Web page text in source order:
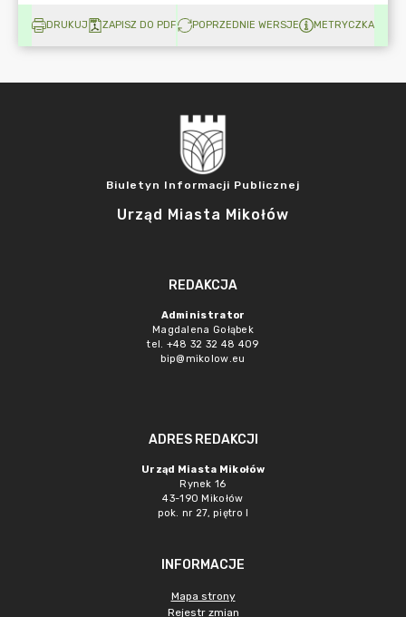
DRUKUJ ZAPISZ DO PDF POPRZEDNIE WERSJE METRYCZKA
Biuletyn Informacji Publicznej
Urząd Miasta Mikołów
REDAKCJA
Administrator
Magdalena Gołąbek
tel. +48 32 32 48 409
bip@mikolow.eu
ADRES REDAKCJI
Urząd Miasta Mikołów
Rynek 16
43-190 Mikołów
pok. nr 27, piętro I
INFORMACJE
Mapa strony
Rejestr zmian